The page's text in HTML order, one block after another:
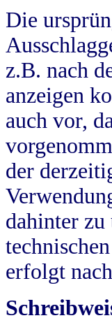
Die
z.B. nach
anzeigen
auch vor,
der
dahinter zu
erfolgt